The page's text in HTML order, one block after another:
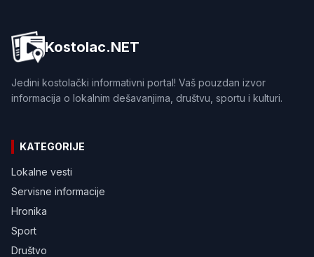
Kostolac.NET
Jedini kostolački informativni portal! Vaš pouzdan izvor
informacija o lokalnim dešavanjima, društvu, sportu i kulturi.
KATEGORIJE
Lokalne vesti
Servisne informacije
Hronika
Sport
Društvo